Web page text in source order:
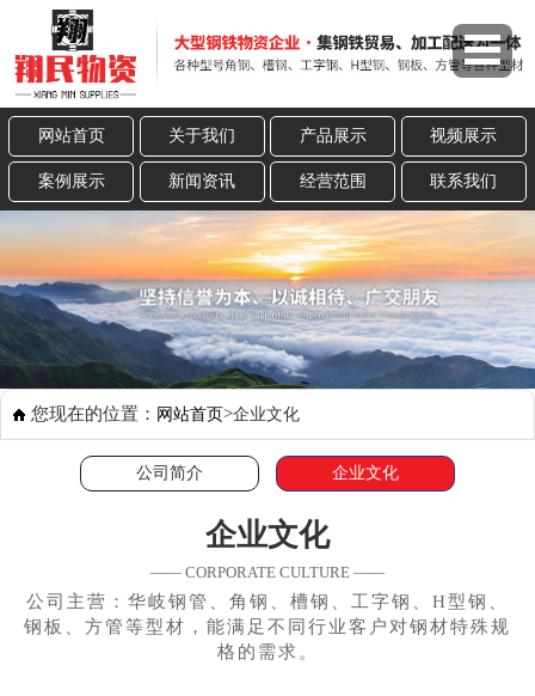
网站首页 关于我们 产品展示 视频展示
案例展示 新闻资讯 经营范围 联系我们
您现在的位置： 网站首页>企业文化
公司简介 企业文化
企业文化
—— CORPORATE CULTURE ——
公司主营：华岐钢管、角钢、槽钢、工字钢、H型钢、
钢板、方管等型材，能满足不同行业客户对钢材特殊规
格的需求。